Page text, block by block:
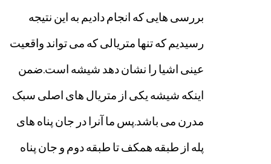
بررسیهاییکهانجامدادیمبهایننتیجه
رسیدیمکهتنهامتریالیکهمیتواندواقعیت
عینیاشیارانشاندهدشیشهاست.ضمن
اینکهشیشهیکیاز متریالهایاصلیسبک
مدرنمیباشد.پسماآنرادر جانپناههای
پلهاز طبقههمکفتاطبقهدوموجانپناه